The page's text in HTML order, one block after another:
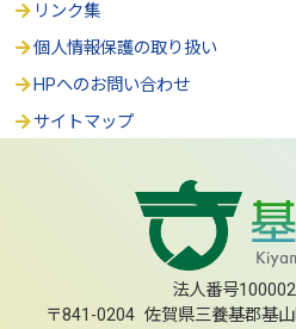
リンク集
個人情報保護の取り扱い
HPへのお問い合わせ
サイトマップ
法人番号
〒841-0204 佐賀県三養基郡基